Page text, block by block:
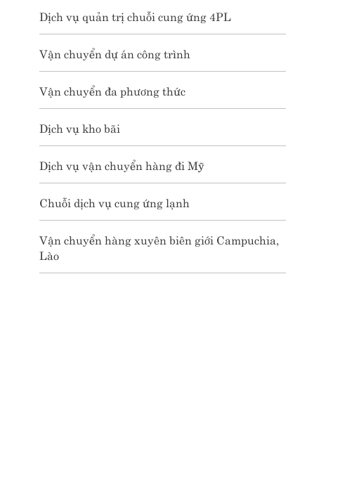
Dịch vụ quản trị chuỗi cung ứng 4PL
Vận chuyển dự án công trình
Vận chuyển đa phương thức
Dịch vụ kho bãi
Dịch vụ vận chuyển hàng đi Mỹ
Chuỗi dịch vụ cung ứng lạnh
Vận chuyển hàng xuyên biên giới Campuchia,
Lào